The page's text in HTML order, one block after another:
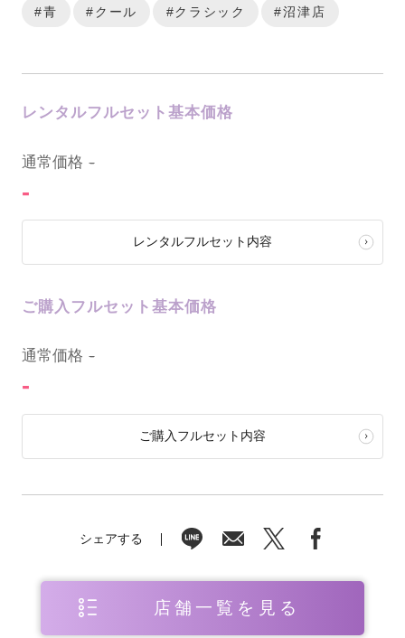
#青 #クール #クラシック #沼津店
レンタルフルセット基本価格
通常価格 -
-
レンタルフルセット内容
ご購入フルセット基本価格
通常価格 -
-
ご購入フルセット内容
シェアする
店舗一覧を見る